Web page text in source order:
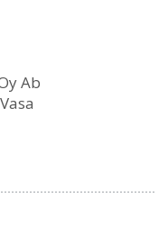
Ab